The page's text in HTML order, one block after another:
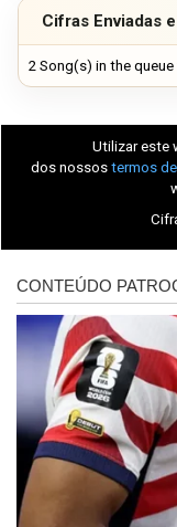
Cifras Enviadas
2 Song(s) in the
Utilizar este
dos nossos termos